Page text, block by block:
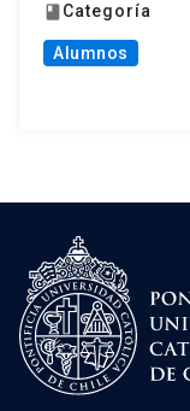
book Categoría
Alumnos